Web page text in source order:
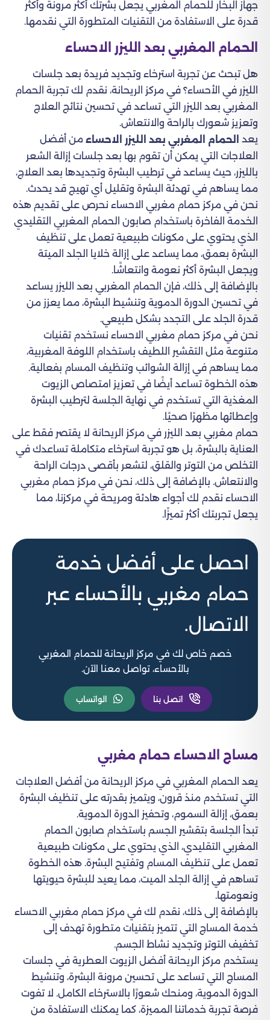
جهاز البخار للحمام المغربي يجعل بشرتك أكثر مرونة وأكثر
قدرة على الاستفادة من التقنيات المتطورة التي نقدمها.
الحمام المغربي بعد الليزر الاحساء
هل تبحث عن تجربة استرخاء وتجديد فريدة بعد جلسات
الليزر في الأحساء؟ في مركز الريحانة، نقدم لك تجربة الحمام
المغربي بعد الليزر التي تساعد في تحسين نتائج العلاج
وتعزيز شعورك بالراحة والانتعاش.
يعد الحمام المغربي بعد الليزر الاحساء من أفضل
العلاجات التي يمكن أن تقوم بها بعد جلسات إزالة الشعر
بالليزر، حيث يساعد في ترطيب البشرة وتجديدها بعد العلاج،
مما يساهم في تهدئة البشرة وتقليل أي تهيج قد يحدث.
نحن في مركز حمام مغربي الاحساء نحرص على تقديم هذه
الخدمة الفاخرة باستخدام صابون الحمام المغربي التقليدي
الذي يحتوي على مكونات طبيعية تعمل على تنظيف
البشرة بعمق، مما يساعد على إزالة خلايا الجلد الميتة
ويجعل البشرة أكثر نعومة وانتعاشًا.
بالإضافة إلى ذلك، فإن الحمام المغربي بعد الليزر يساعد
في تحسين الدورة الدموية وتنشيط البشرة، مما يعزز من
قدرة الجلد على التجدد بشكل طبيعي.
نحن في مركز حمام مغربي الاحساء نستخدم تقنيات
متنوعة مثل التقشير اللطيف باستخدام اللوفة المغربية،
مما يساهم في إزالة الشوائب وتنظيف المسام بفعالية.
هذه الخطوة تساعد أيضًا في تعزيز امتصاص الزيوت
المغذية التي تستخدم في نهاية الجلسة لترطيب البشرة
وإعطائها مظهرًا صحيًا.
حمام مغربي بعد الليزر في مركز الريحانة لا يقتصر فقط على
العناية بالبشرة، بل هو تجربة استرخاء متكاملة تساعدك في
التخلص من التوتر والقلق، لتشعر بأقصى درجات الراحة
والانتعاش. بالإضافة إلى ذلك، نحن في مركز حمام مغربي
الاحساء نقدم لك أجواء هادئة ومريحة في مركزنا، مما
يجعل تجربتك أكثر تميزًا.
احصل على أفضل خدمة
حمام مغربي بالأحساء عبر
الاتصال.
خصم خاص لك في مركز الريحانة للحمام المغربي
بالأحساء، تواصل معنا الآن.
اتصل بنا الواتساب
مساج الاحساء حمام مغربي
يعد الحمام المغربي في مركز الريحانة من أفضل العلاجات
التي تستخدم منذ قرون، ويتميز بقدرته على تنظيف البشرة
بعمق، إزالة السموم، وتحفيز الدورة الدموية.
تبدأ الجلسة بتقشير الجسم باستخدام صابون الحمام
المغربي التقليدي، الذي يحتوي على مكونات طبيعية
تعمل على تنظيف المسام وتفتيح البشرة. هذه الخطوة
تساهم في إزالة الجلد الميت، مما يعيد للبشرة حيويتها
ونعومتها.
بالإضافة إلى ذلك، نقدم لك في مركز حمام مغربي الاحساء
خدمة المساج التي تتميز بتقنيات متطورة تهدف إلى
تخفيف التوتر وتجديد نشاط الجسم.
يستخدم مركز الريحانة أفضل الزيوت العطرية في جلسات
المساج التي تساعد على تحسين مرونة البشرة، وتنشيط
الدورة الدموية، ومنحك شعورًا بالاسترخاء الكامل. لا تفوت
فرصة تجربة خدماتنا المميزة، كما يمكنك الاستفادة من